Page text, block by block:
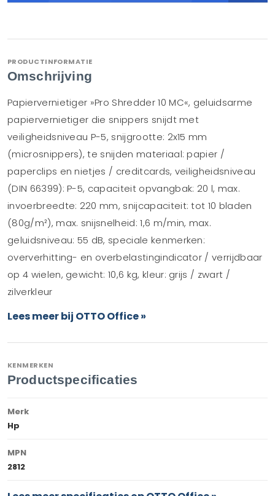
PRODUCTINFORMATIE
Omschrijving
Papiervernietiger »Pro Shredder 10 MC«, geluidsarme
papiervernietiger die snippers snijdt met
veiligheidsniveau P-5, snijgrootte: 2x15 mm
(microsnippers), te snijden materiaal: papier /
paperclips en nietjes / creditcards, veiligheidsniveau
(DIN 66399): P-5, capaciteit opvangbak: 20 l, max.
invoerbreedte: 220 mm, snijcapaciteit: tot 10 bladen
(80g/m²), max. snijsnelheid: 1,6 m/min, max.
geluidsniveau: 55 dB, speciale kenmerken:
oververhitting- en overbelastingindicator / verrijdbaar
op 4 wielen, gewicht: 10,6 kg, kleur: grijs / zwart /
zilverkleur
Lees meer bij OTTO Office »
KENMERKEN
Productspecificaties
Merk
Hp
MPN
2812